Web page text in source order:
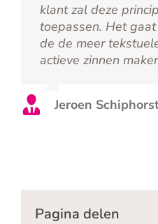
klant zal deze
toepassen. Het
de de meer
actieve zinnen
Jeroen
Pagina delen